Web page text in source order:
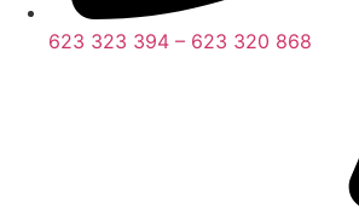
623 323 394 – 623 320 868